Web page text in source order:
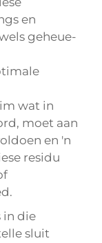
en
geheue-
wat in
moet aan
en 'n
residu
in die
sluit